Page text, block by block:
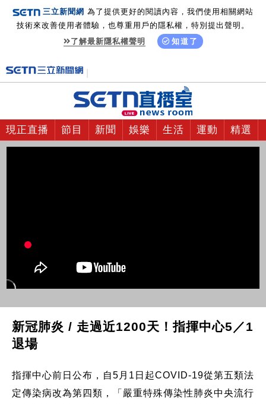
三立新聞網 為了提供更好的閱讀內容，我們使用相關網站
技術來改善使用者體驗，也尊重用戶的隱私權，特別提出聲明。
了解最新隱私權聲明
知道了
現正直播 節目 新聞 娛樂 生活 運動 精選
新冠肺炎 / 走過近1200天！指揮中心5／1
退場
指揮中心前日公布，自5月1日起COVID-19從第五類法
定傳染病改為第四類，「嚴重特殊傳染性肺炎中央流行